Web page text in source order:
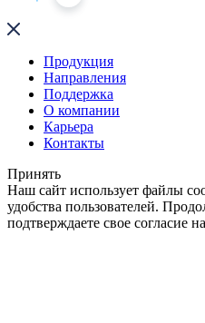
Продукция
Направления
Поддержка
О компании
Карьера
Контакты
Принять
Наш сайт использует файлы
удобства пользователей.
подтверждаете свое согласие